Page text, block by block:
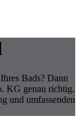
Bads? Dann
KG genau richtig.
und umfassenden